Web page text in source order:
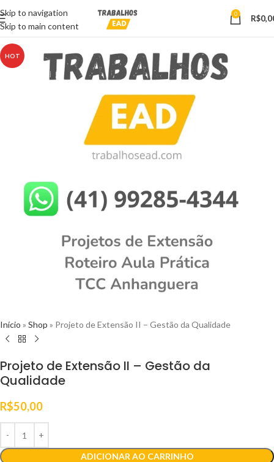
Skip to navigation
Skip to main content
0 R$
HOT
Início » Shop » Projeto de Extensão II – Gestão da Qualidade
Projeto de Extensão II – Gestão da
Qualidade
R$50,00
ADICIONAR AO CARRINHO